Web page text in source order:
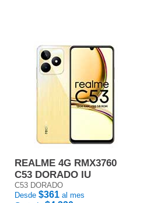
REALME 4G RMX3760
C53 DORADO IU
C53 DORADO
Desde $361 al mes